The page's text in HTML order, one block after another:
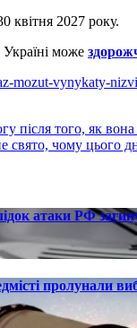
квітня 2027 року.
може
mozut-vynykaty-
після того, як
чому цього
атаки РФ
пролунали